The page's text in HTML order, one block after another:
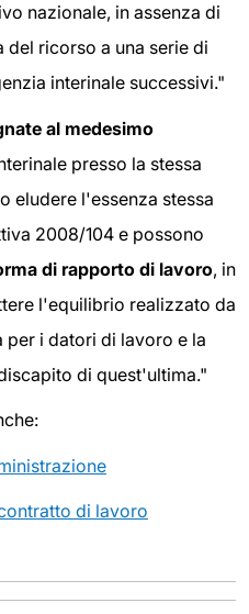
nazionale, in assenza di
ricorso a una serie di
interinale successivi."
al medesimo
presso la stessa
eludere l'essenza stessa
2008/104 e possono
di rapporto di lavoro, in
l'equilibrio realizzato da
i datori di lavoro e la
di quest'ultima."
di lavoro